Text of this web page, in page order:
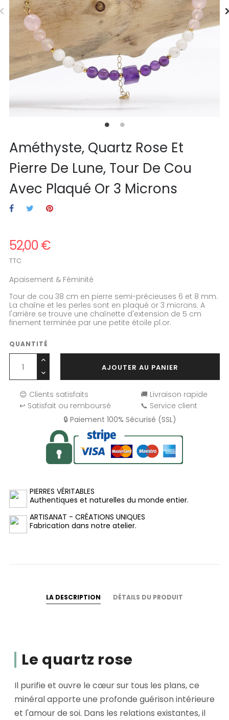
Améthyste, Quartz Rose Et
Pierre De Lune, Tour De Cou
Avec Plaqué Or 3 Microns
52,00 €
TTC
Apaisement & Féminité
Tour de cou 38 cm en pierre semi-précieuses 6 et 8 mm.
La chaîne et les perles sont en plaqué or 3 microns. A
l'arrière se trouve une chaînette d'extension de 5 cm
finement terminée par une petite étoile pl.or.
QUANTITÉ
AJOUTER AU PANIER
😊 Clients satisfaits
🚚 Livraison rapide
↩️ Satisfait ou remboursé
📞 Service client
🔒 Paiement 100% Sécurisé (SSL)
PIERRES VÉRITABLES
Authentiques et naturelles du monde entier.
ARTISANAT - CRÉATIONS UNIQUES
Fabrication dans notre atelier.
LA DESCRIPTION DÉTAILS DU PRODUIT
Le quartz rose
Il purifie et ouvre le cœur sur tous les plans, ce
minéral apporte une profonde guérison intérieure
et l'amour de soi. Dans les relations existantes, il